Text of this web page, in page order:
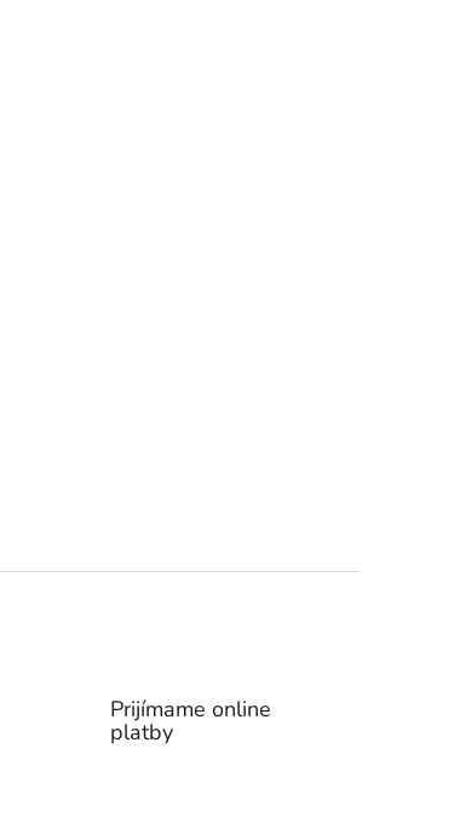
Prijímame online
platby